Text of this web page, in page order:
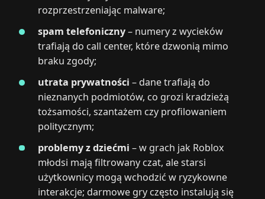
rozprzestrzeniając malware;
spam telefoniczny– numery z wycieków
trafiają do call center, które dzwonią mimo
braku zgody;
utrata prywatności – dane trafiają do
nieznanych podmiotów, co grozi kradzieżą
tożsamości, szantażem czy profilowaniem
politycznym;
problemy z dziećmi – w grach jak Roblox
młodsi mają filtrowany czat, ale starsi
użytkownicy mogą wchodzić w ryzykowne
interakcje; darmowe gry często instalują się